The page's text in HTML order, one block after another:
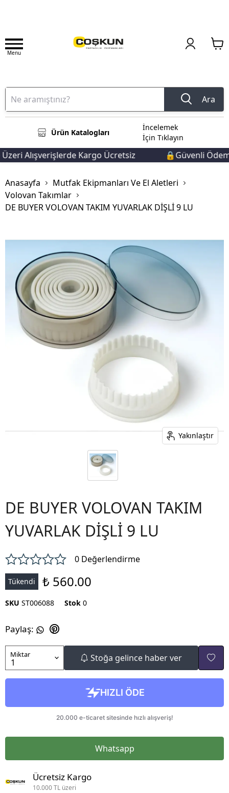
Menu
Ara
Ürün Katalogları
İncelemek
İçin Tıklayın
Alışverişlerde Kargo Ücretsiz 🔒Güvenli
Anasayfa
Mutfak Ekipmanları Ve El Aletleri
Volovan Takımlar
DE BUYER VOLOVAN TAKIM YUVARLAK DİŞLİ 9 LU
Yakınlaştır
DE BUYER VOLOVAN TAKIM
YUVARLAK DİŞLİ 9 LU
0 Değerlendirme
Tükendi ₺ 560.00
SKU ST006088 Stok 0
Paylaş:
Miktar Stoğa gelince haber ver
Whatsapp
Ücretsiz Kargo
10.000 TL üzeri